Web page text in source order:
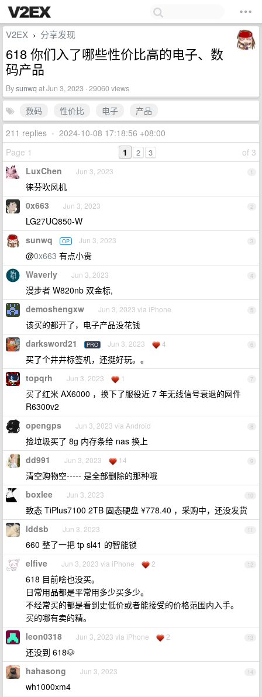
V2EX › 分享发现
618 你们入了哪些性价比高的电子、数
码产品
Bysunwq at Jun 3, 2023 · 29060 views
数码 性价比 电子
产品
211 replies • 2024-10-08 17:18:56 +08:00
Page 1
of 3
1 2 3
1
LuxChen Jun 3, 2023
徕芬吹风机
2
0x663 Jun 3, 2023
LG27UQ850-W
3
sunwq OP Jun 3, 2023
@0x663 有点小贵
4
Waverly Jun 3, 2023
漫步者 W820nb 双金标,
5
demoshengxw Jun 3, 2023 via iPhone
该买的都开了，电子产品没花钱
6
darksword21 PRO Jun 3, 2023 4
买了个井井标签机，还挺好玩。。
7
topqrh Jun 3, 2023 1
买了红米 AX6000 ，换下了服役近 7 年无线信号衰退的网件
R6300v2
8
opengps Jun 3, 2023 via Android
捡垃圾买了 8g 内存条给 nas 换上
9
dd991 Jun 3, 2023 14
清空购物空----- 是全部删除的那种哦
10
boxlee Jun 3, 2023
致态 TiPlus7100 2TB 固态硬盘 ¥778.40 ，采购中，还没发货
11
lddsb Jun 3, 2023
660 整了一把 tp sl41 的智能锁
12
elfive Jun 3, 2023 via iPhone 2
618 目前啥也没买。
日常用品都是平常用多少买多少。
不经常买的都是看到史低价或者能接受的价格范围内入手。
买的哪有卖的精。
13
leon0318 Jun 3, 2023 via iPhone 2
还没到 618🐶
14
hahasong Jun 3, 2023
wh1000xm4